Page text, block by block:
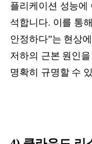
플리케이션 성능에
석합니다. 이를 통
안정하다”는 현상
저하의 근본 원인
명확히 규명할 수